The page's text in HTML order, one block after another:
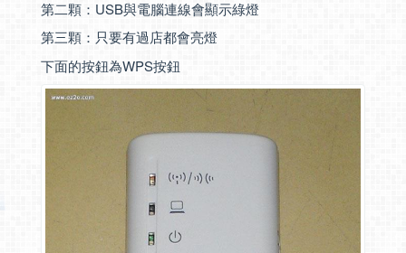
第二顆：USB與電腦連線會顯示綠燈
第三顆：只要有過店都會亮燈
下面的按鈕為WPS按鈕